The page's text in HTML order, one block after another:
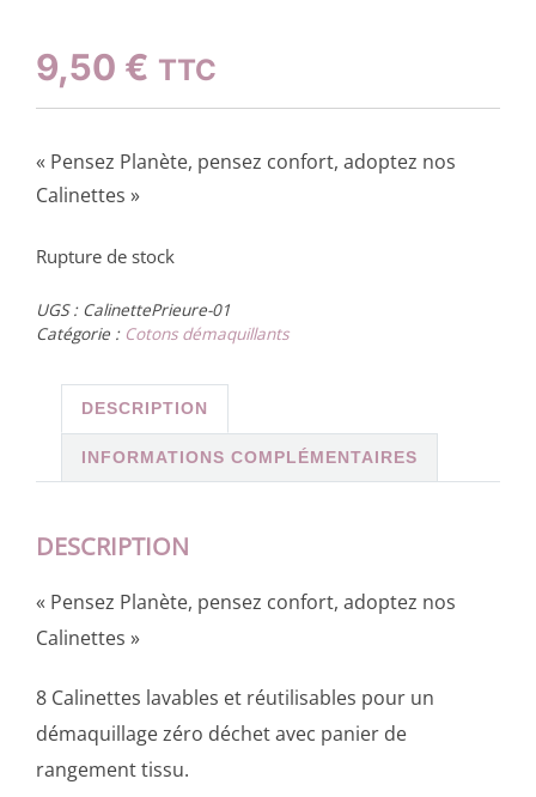
9,50 € TTC
« Pensez Planète, pensez confort, adoptez nos
Calinettes »
Rupture de stock
UGS : CalinettePrieure-01
Catégorie : Cotons démaquillants
DESCRIPTION
INFORMATIONS COMPLÉMENTAIRES
DESCRIPTION
« Pensez Planète, pensez confort, adoptez nos
Calinettes »
8 Calinettes lavables et réutilisables pour un
démaquillage zéro déchet avec panier de
rangement tissu.